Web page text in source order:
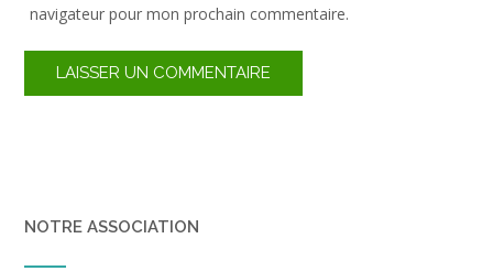
navigateur pour mon prochain commentaire.
NOTRE ASSOCIATION